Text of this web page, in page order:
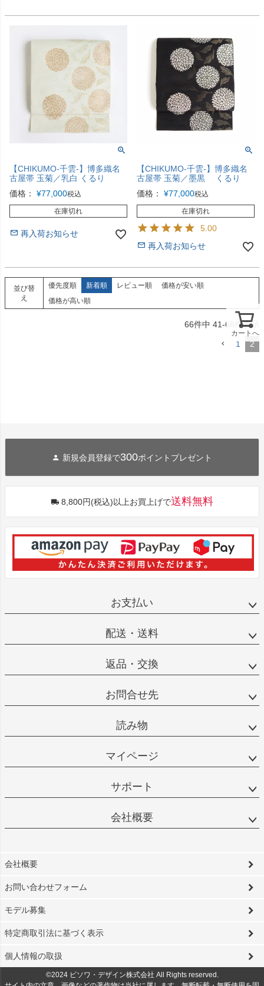
【CHIKUMO-千雲-】博多織名
古屋帯 玉菊／乳白 くるり
価格：
¥77,000税込
在庫切れ
再入荷お知らせ
【CHIKUMO-千雲-】博多織名
古屋帯 玉菊／墨黒 くるり
価格：
¥77,000税込
在庫切れ
5.00
再入荷お知らせ
並び替
え
優先度順 新着順 レビュー順
価格が安い順
価格が高い順
66件中 41-66 件表示
1 2
カートへ
新規会員登録で300ポイントプレゼント
8,800円(税込)以上お買上げで送料無料
お支払い
配送・送料
返品・交換
お問合せ先
読み物
マイページ
サポート
会社概要
会社概要
お問い合わせフォーム
モデル募集
特定商取引法に基づく表示
個人情報の取扱
©2024 ビソワ・デザイン株式会社 All Rights reserved.